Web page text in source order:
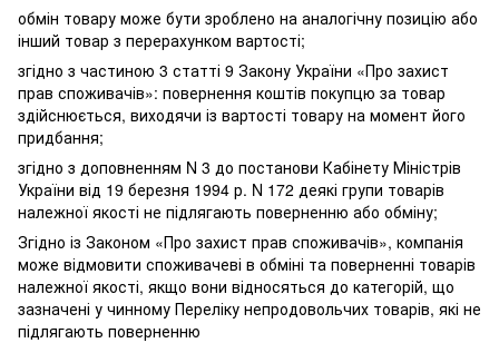
обмін товару може бути зроблено на аналогічну позицію або
інший товар з перерахунком вартості;
згідно з частиною 3 статті 9 Закону України «Про захист
прав споживачів»: повернення коштів покупцю за товар
здійснюється, виходячи із вартості товару на момент його
придбання;
згідно з доповненням N 3 до постанови Кабінету Міністрів
України від 19 березня 1994 р. N 172 деякі групи товарів
належної якості не підлягають поверненню або обміну;
Згідно із Законом «Про захист прав споживачів», компанія
може відмовити споживачеві в обміні та поверненні товарів
належної якості, якщо вони відносяться до категорій, що
зазначені у чинному Переліку непродовольчих товарів, які не
підлягають поверненню